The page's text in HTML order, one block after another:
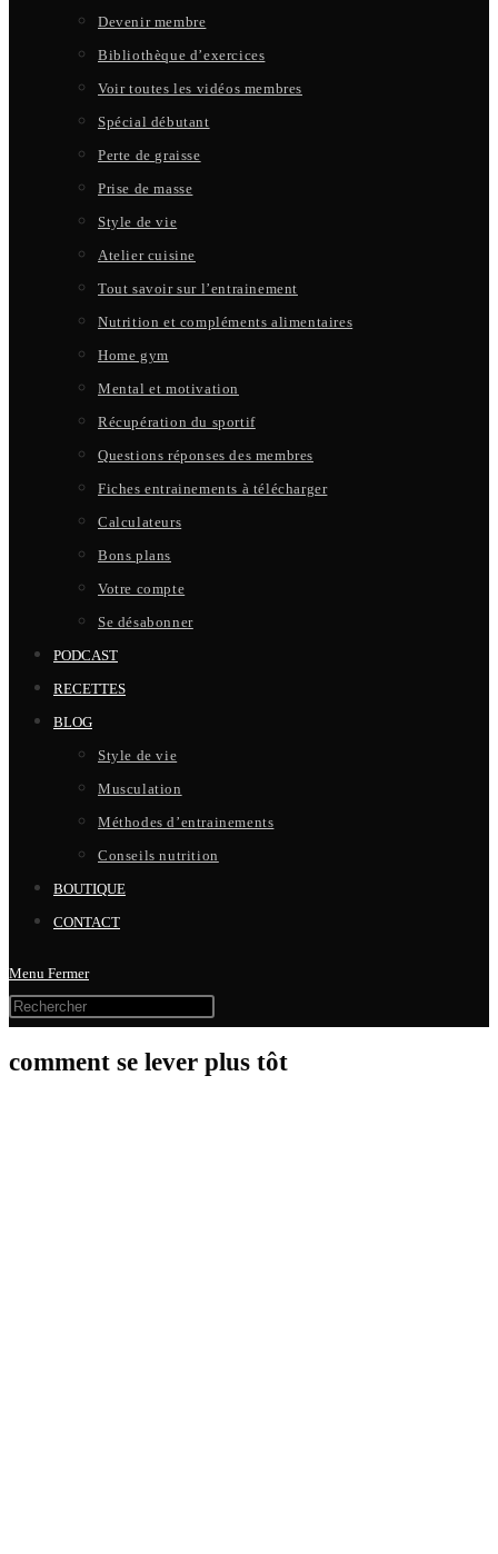
Devenir membre
Bibliothèque d’exercices
Voir toutes les vidéos membres
Spécial débutant
Perte de graisse
Prise de masse
Style de vie
Atelier cuisine
Tout savoir sur l’entrainement
Nutrition et compléments alimentaires
Home gym
Mental et motivation
Récupération du sportif
Questions réponses des membres
Fiches entrainements à télécharger
Calculateurs
Bons plans
Votre compte
Se désabonner
PODCAST
RECETTES
BLOG
Style de vie
Musculation
Méthodes d’entrainements
Conseils nutrition
BOUTIQUE
CONTACT
Menu Fermer
comment se lever plus tôt